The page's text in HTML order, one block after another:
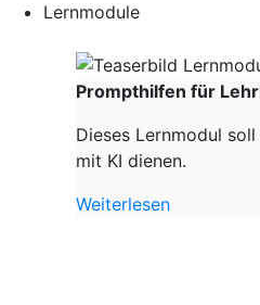
Lernmodule
Prompthilfen für
Dieses Lernmodul
mit KI dienen.
Weiterlesen